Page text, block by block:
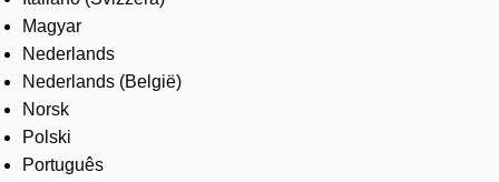
Magyar
Nederlands
Nederlands (België)
Norsk
Polski
Português